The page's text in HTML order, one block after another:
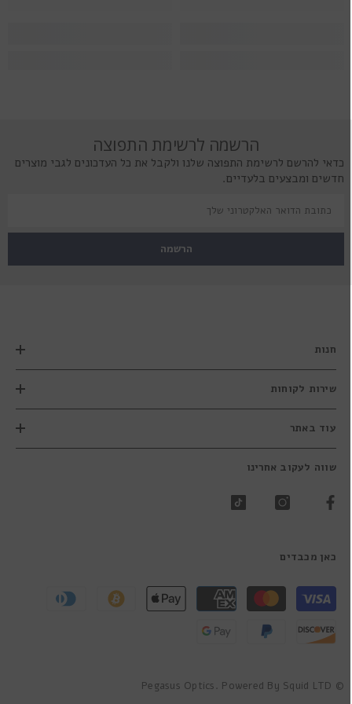
הרשמה לרשימת התפוצה
כדאי להרשם לרשימת התפוצה שלנו ולקבל את כל העדכונים לגבי מוצרים
חדשים ומבצעים בלעדיים.
הרשמה
חנות
שירות לקוחות
עוד באתר
שווה לעקוב אחרינו
כאן מכבדים
שיטות
תשלום
© Pegasus Optics. Powered By Squid LTD